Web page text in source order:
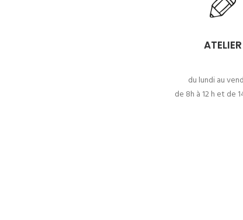
ATELIER
du lundi au
de 8h à 12 h et de